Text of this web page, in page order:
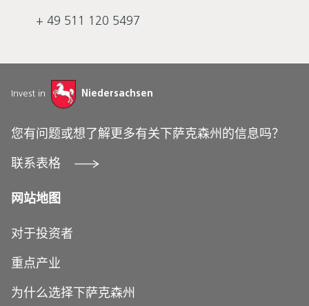
+ 49 511 120 5497
Invest in Niedersachsen
您有问题或想了解更多有关下萨克森州的信息吗？
联系表格
网站地图
对于投资者
重点产业
为什么选择下萨克森州